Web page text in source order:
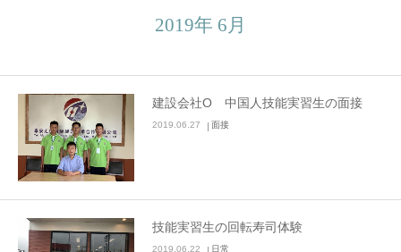
2019年 6月
建設会社O 中国人技能実習生の面接
2019.06.27 面接
技能実習生の回転寿司体験
2019.06.22 日常